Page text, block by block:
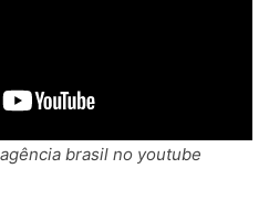
brasil no youtube